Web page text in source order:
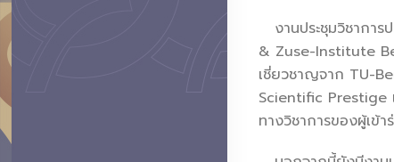
งานประชุมวิชากา
& Zuse-Institute
เชี่ยวชาญจาก TU-
Scientific Prestige
ทางวิชาการของผู้เข้